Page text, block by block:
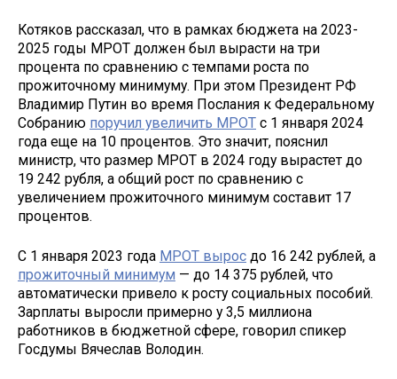
Котяков рассказал, что в рамках бюджета на 2023-
2025 годы МРОТ должен был вырасти на три
процента по сравнению с темпами роста по
прожиточному минимуму. При этом Президент РФ
Владимир Путин во время Послания к Федеральному
Собранию поручил увеличить МРОТ с 1 января 2024
года еще на 10 процентов. Это значит, пояснил
министр, что размер МРОТ в 2024 году вырастет до
19 242 рубля, а общий рост по сравнению с
увеличением прожиточного минимум составит 17
процентов.
С 1 января 2023 года МРОТ вырос до 16 242 рублей, а
прожиточный минимум — до 14 375 рублей, что
автоматически привело к росту социальных пособий.
Зарплаты выросли примерно у 3,5 миллиона
работников в бюджетной сфере, говорил спикер
Госдумы Вячеслав Володин.